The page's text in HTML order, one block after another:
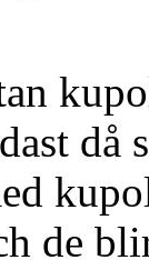
då
de